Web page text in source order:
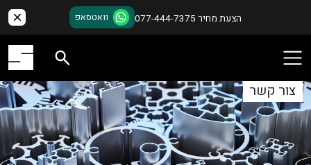
הצעת מחיר 077-444-7375 וואטסאפ
צור קשר